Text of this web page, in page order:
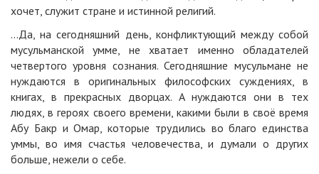
хочет, служит стране и истинной религий.
...Да, на сегодняшний день, конфликтующий между собой
мусульманской умме, не хватает именно обладателей
четвертого уровня сознания. Сегодняшние мусульмане не
нуждаются в оригинальных философских суждениях, в
книгах, в прекрасных дворцах. А нуждаются они в тех
людях, в героях своего времени, какими были в своё время
Абу Бакр и Омар, которые трудились во благо единства
уммы, во имя счастья человечества, и думали о других
больше, нежели о себе.